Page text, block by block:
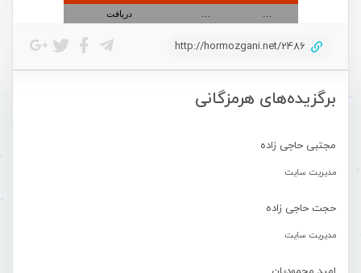
برگزیده‌های هرمزگانی
مجتبی حاجی زاده
مدیریت سایت
حجت حاجی زاده
مدیریت سایت
دریافت
http://hormozgani.net/2486